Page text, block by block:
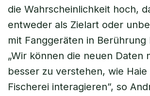
die Wahrscheinlichkeit hoch,
entweder als Zielart oder
mit Fanggeräten in Berührung
„Wir können die neuen Daten
besser zu verstehen, wie Haie
Fischerei interagieren”, so